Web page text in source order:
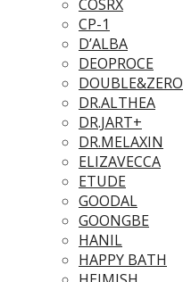
COSRX
CP-1
D’ALBA
DEOPROCE
DOUBLE&ZERO
DR.ALTHEA
DR.JART+
DR.MELAXIN
ELIZAVECCA
ETUDE
GOODAL
GOONGBE
HANIL
HAPPY BATH